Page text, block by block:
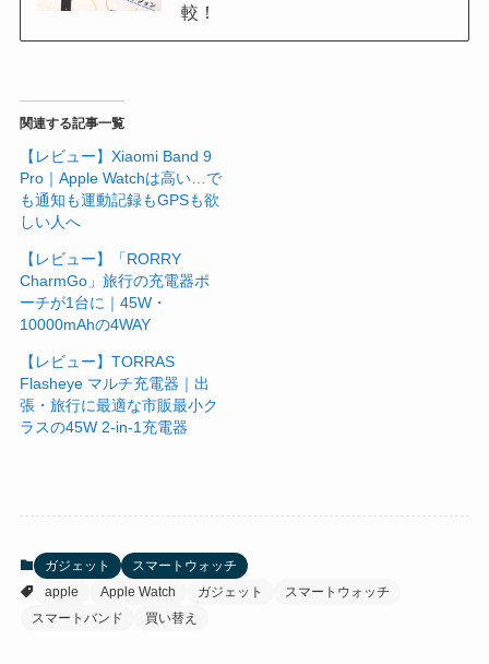
較！
関連する記事一覧
【レビュー】Xiaomi Band 9
Pro｜Apple Watchは高い…で
も通知も運動記録もGPSも欲
しい人へ
【レビュー】「RORRY
CharmGo」旅行の充電器ポ
ーチが1台に｜45W・
10000mAhの4WAY
【レビュー】TORRAS
Flasheye マルチ充電器｜出
張・旅行に最適な市販最小ク
ラスの45W 2-in-1充電器
ガジェット
スマートウォッチ
apple
Apple Watch ガジェット
スマートウォッチ
スマートバンド
買い替え